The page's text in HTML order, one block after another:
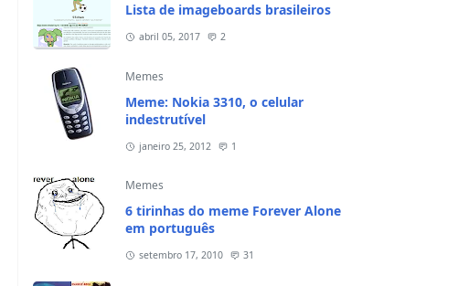
Lista de imageboards brasileiros
abril 05, 2017 2
Memes
Meme: Nokia 3310, o celular
indestrutível
janeiro 25, 2012 1
Memes
6 tirinhas do meme Forever Alone
em português
setembro 17, 2010 31